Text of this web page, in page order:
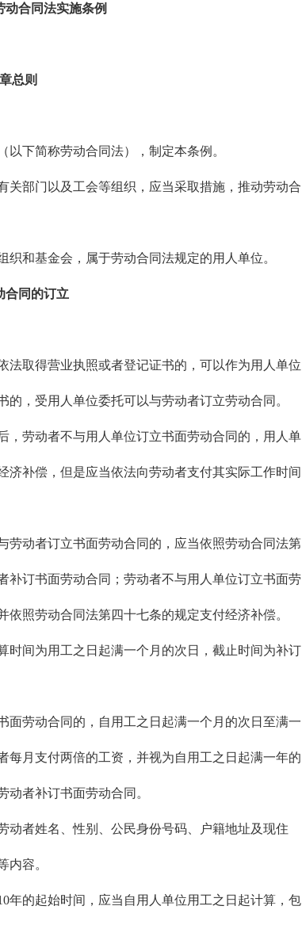
动合同法实施条例
总则
下简称劳动合同法），制定本条例。
部门以及工会等组织，应当采取措施，推动劳动合
织和基金会，属于劳动合同法规定的用人单位。
合同的订立
取得营业执照或者登记证书的，可以作为用人单位
，受用人单位委托可以与劳动者订立劳动合同。
劳动者不与用人单位订立书面劳动合同的，用人单
补偿，但是应当依法向劳动者支付其实际工作时间
动者订立书面劳动合同的，应当依照劳动合同法第
补订书面劳动合同；劳动者不与用人单位订立书面劳
照劳动合同法第四十七条的规定支付经济补偿。
间为用工之日起满一个月的次日，截止时间为补订
劳动合同的，自用工之日起满一个月的次日至满一
月支付两倍的工资，并视为自用工之日起满一年的
者补订书面劳动合同。
者姓名、性别、公民身份号码、户籍地址及现住
内容。
的起始时间，应当自用人单位用工之日起计算，包